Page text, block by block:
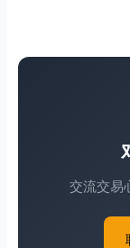
交流交易